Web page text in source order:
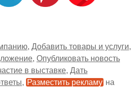
Добавить товары и услуги
Опубликовать новость
в выставке Дать
Разместить рекламу на